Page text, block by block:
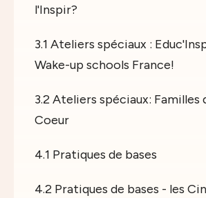
l'Inspir?
3.1 Ateliers spéciaux :
Wake-up schools France!
3.2 Ateliers spéciaux: Familles
Coeur
4.1 Pratiques de bases
4.2 Pratiques de bases - les